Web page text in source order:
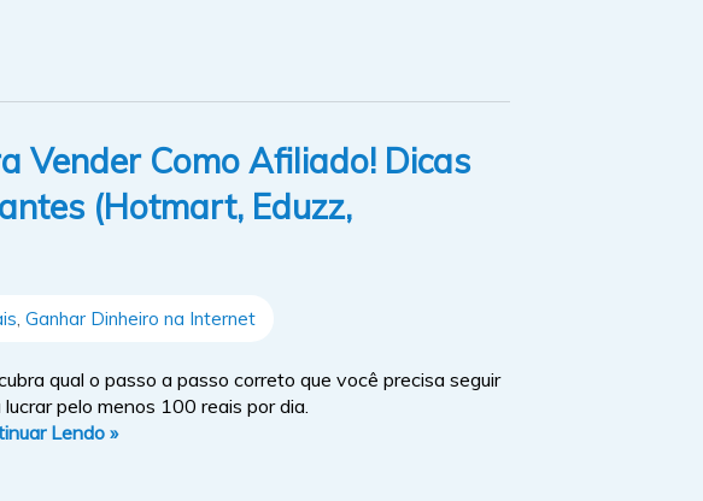
Vender Como Afiliado! Dicas
(Hotmart, Eduzz,
Ganhar Dinheiro na Internet
qual o passo a passo correto que você precisa seguir
lucrar pelo menos 100 reais por dia.
Lendo »